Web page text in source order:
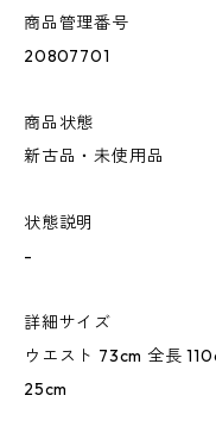
商品管理番号
20807701
商品状態
新古品・未使用品
状態説明
-
詳細サイズ
ウエスト 73cm 全長
25cm